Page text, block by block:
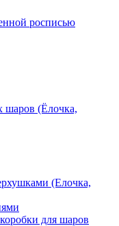
росписью
шаров (Ёлочка,
(Елочка,
для шаров